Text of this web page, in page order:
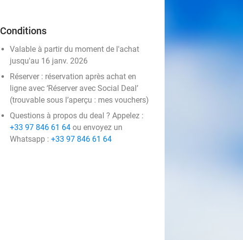
Conditions
Valable à partir du moment de l'achat
jusqu'au 16 janv. 2026
Réserver : réservation après achat en
ligne avec ‘Réserver avec Social Deal’
(trouvable sous l’aperçu : mes vouchers)
Questions à propos du deal ? Appelez :
+33 97 846 61 64 ou envoyez un
Whatsapp : +33 97 846 61 64